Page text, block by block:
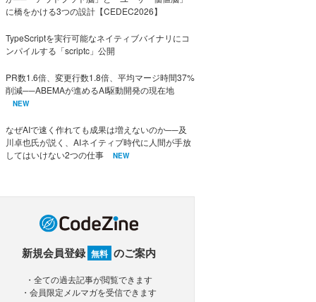
に橋をかける3つの設計【CEDEC2026】
TypeScriptを実行可能なネイティブバイナリにコ
ンパイルする「scriptc」公開
PR数1.6倍、変更行数1.8倍、平均マージ時間37%
削減──ABEMAが進めるAI駆動開発の現在地
NEW
なぜAIで速く作れても成果は増えないのか──及
川卓也氏が説く、AIネイティブ時代に人間が手放
してはいけない2つの仕事
NEW
新規会員登録 無料 のご案内
・全ての過去記事が閲覧できます
・会員限定メルマガを受信できます